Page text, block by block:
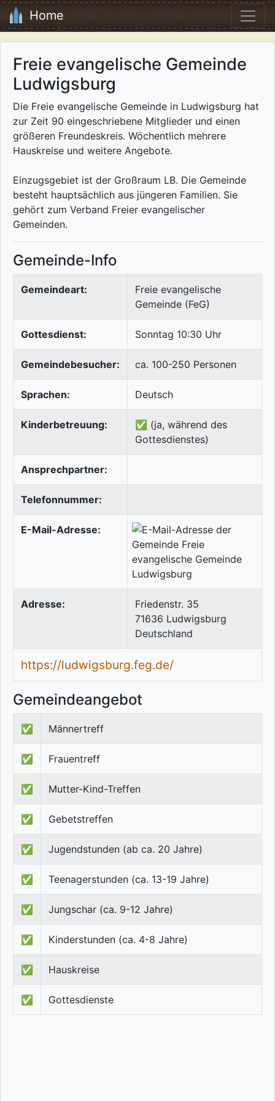
Home
Freie evangelische Gemeinde
Ludwigsburg
Die Freie evangelische Gemeinde in Ludwigsburg hat
zur Zeit 90 eingeschriebene Mitglieder und einen
größeren Freundeskreis. Wöchentlich mehrere
Hauskreise und weitere Angebote.
Einzugsgebiet ist der Großraum LB. Die Gemeinde
besteht hauptsächlich aus jüngeren Familien. Sie
gehört zum Verband Freier evangelischer
Gemeinden.
Gemeinde-Info
Gemeindeart:
Freie evangelische
Gemeinde (FeG)
Gottesdienst: Sonntag 10:30 Uhr
Gemeindebesucher: ca. 100-250 Personen
Sprachen: Deutsch
Kinderbetreuung:
✅ (ja, während des
Gottesdienstes)
Ansprechpartner:
Telefonnummer:
E-Mail-Adresse:
Adresse:
Friedenstr. 35
71636 Ludwigsburg
Deutschland
https://ludwigsburg.feg.de/
Gemeindeangebot
✅ Männertreff
✅ Frauentreff
✅ Mutter-Kind-Treffen
✅ Gebetstreffen
✅ Jugendstunden (ab ca. 20 Jahre)
✅ Teenagerstunden (ca. 13-19 Jahre)
✅ Jungschar (ca. 9-12 Jahre)
✅ Kinderstunden (ca. 4-8 Jahre)
✅ Hauskreise
✅ Gottesdienste